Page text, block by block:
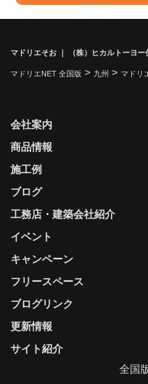
マドリエそお ｜ （株）ヒカルトーヨー
マドリエNET 全国版 > 九州 > マドリ
更新情報
サイト紹介
会社案内
商品情報
施工例
ブログ
工務店・建築会社紹介
イベント
キャンペーン
フリースペース
ブログリンク
全国